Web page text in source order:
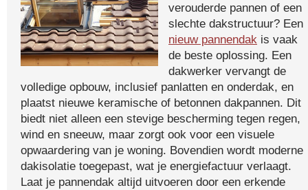
verouderde pannen of een
slechte dakstructuur? Een
nieuw pannendak is vaak
de beste oplossing. Een
dakwerker vervangt de
volledige opbouw, inclusief panlatten en onderdak, en
plaatst nieuwe keramische of betonnen dakpannen. Dit
biedt niet alleen een stevige bescherming tegen regen,
wind en sneeuw, maar zorgt ook voor een visuele
opwaardering van je woning. Bovendien wordt moderne
dakisolatie toegepast, wat je energiefactuur verlaagt.
Laat je pannendak altijd uitvoeren door een erkende